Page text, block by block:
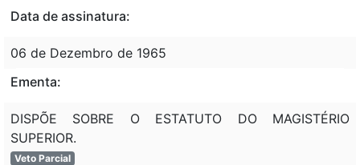
Data de assinatura:
06 de Dezembro de 1965
Ementa:
DISPÕE SOBRE O ESTATUTO DO MAGISTÉRIO
SUPERIOR.
Veto Parcial